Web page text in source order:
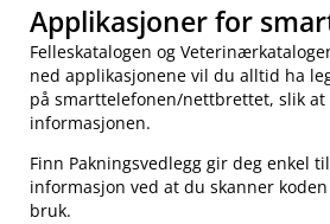
Applikasjoner for
Felleskatalogen og
ned applikasjonene vil du alltid ha
på smarttelefonen​/​nettbrettet, slik
informasjonen.
Finn Pakningsvedlegg gir deg enkel
informasjon ved at du skanner
bruk.